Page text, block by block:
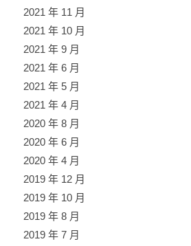
2021 年 11 月
2021 年 10 月
2021 年 9 月
2021 年 6 月
2021 年 5 月
2021 年 4 月
2020 年 8 月
2020 年 6 月
2020 年 4 月
2019 年 12 月
2019 年 10 月
2019 年 8 月
2019 年 7 月